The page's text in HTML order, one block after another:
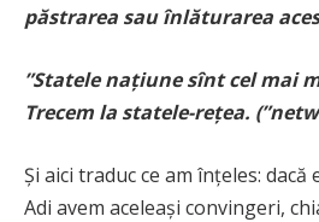
păstrarea sau înlăturarea
”Statele națiune sînt cel mai
Trecem la statele-rețea.
Și aici traduc ce am înțeles:
Adi avem aceleași convingeri,